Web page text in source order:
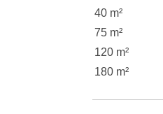
40 m²
75 m²
120 m²
180 m²